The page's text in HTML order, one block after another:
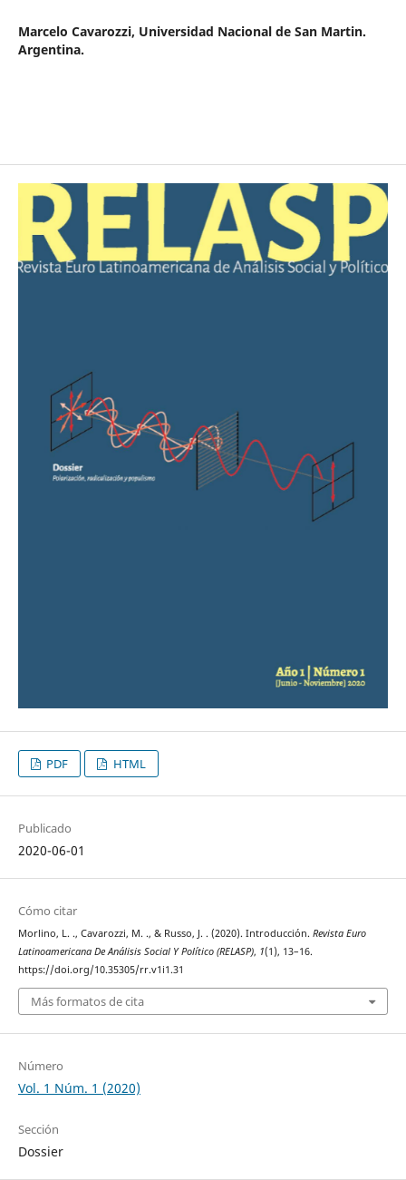
Marcelo Cavarozzi, Universidad Nacional de San Martin.
Argentina.
PDF HTML
Publicado
2020-06-01
Cómo citar
Morlino, L. ., Cavarozzi, M. ., & Russo, J. . (2020). Introducción. Revista Euro
Latinoamericana De Análisis Social Y Político (RELASP), 1(1), 13–16.
https://doi.org/10.35305/rr.v1i1.31
Más formatos de cita
Número
Vol. 1 Núm. 1 (2020)
Sección
Dossier